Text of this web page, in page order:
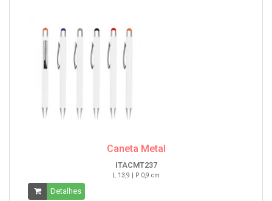
Caneta Metal
ITACMT237
L 13,9 | P 0,9 cm
Detalhes